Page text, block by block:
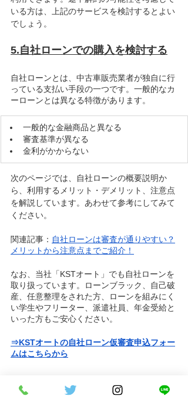
いる方は、上記のサービスを検討するとよい
でしょう。
5.自社ローンでの購入を検討する
自社ローンとは、中古車販売業者が独自に行
っている支払い手段の一つです。一般的なカ
ーローンとは異なる特徴があります。
​一般的な金融商品と異なる
審査基準が異なる
金利がかからない
次のページでは、自社ローンの概要説明か
ら、利用するメリット・デメリット、注意点
を解説しています。あわせて参考にしてみて
ください。
関連記事： 自社ローンは審査が通りやすい？
メリットから注意点までご紹介！
なお、当社「KSTオート」でも自社ローンを
取り扱っています。ローンブラック、自己破
産、任意整理をされた方、ローンを組みにく
い学生やフリーター、派遣社員、年金受給と
いった方もご安心ください。
⇒KSTオートの自社ローン仮審査申込フォー
ムはこちらから